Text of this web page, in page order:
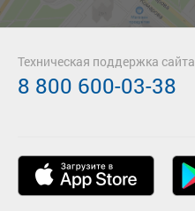
Техническая поддержка сайта
8 800 600-03-38